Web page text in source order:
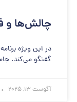
چالش‌ها و
در این ویژه
گفتگو می‌کند.
آگوست 13, 2025